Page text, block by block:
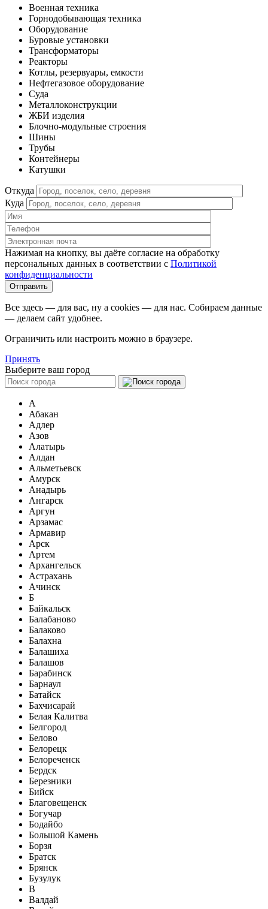
Военная техника
Горнодобывающая техника
Оборудование
Буровые установки
Трансформаторы
Реакторы
Котлы, резервуары, емкости
Нефтегазовое оборудование
Cуда
Металлоконструкции
ЖБИ изделия
Блочно-модульные строения
Шины
Трубы
Контейнеры
Катушки
Откуда
Куда
Нажимая на кнопку, вы даёте согласие на обработку
персональных данных в соответствии c Политикой
конфиденциальности
Все здесь — для вас, ну а cookies — для нас. Собираем данные
— делаем сайт удобнее.
Ограничить или настроить можно в браузере.
Принять
Выберите ваш город
А
Абакан
Адлер
Азов
Алатырь
Алдан
Альметьевск
Амурск
Анадырь
Ангарск
Аргун
Арзамас
Армавир
Арск
Артем
Архангельск
Астрахань
Ачинск
Б
Байкальск
Балабаново
Балаково
Балахна
Балашиха
Балашов
Барабинск
Барнаул
Батайск
Бахчисарай
Белая Калитва
Белгород
Белово
Белорецк
Белореченск
Бердск
Березники
Бийск
Благовещенск
Богучар
Бодайбо
Большой Камень
Борзя
Братск
Брянск
Бузулук
В
Валдай